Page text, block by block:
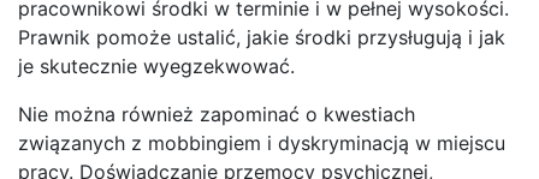
pracownikowi środki w terminie i w pełnej wysokości.
Prawnik pomoże ustalić, jakie środki przysługują i jak
je skutecznie wyegzekwować.
Nie można również zapominać o kwestiach
związanych z mobbingiem i dyskryminacją w miejscu
pracy. Doświadczanie przemocy psychicznej,